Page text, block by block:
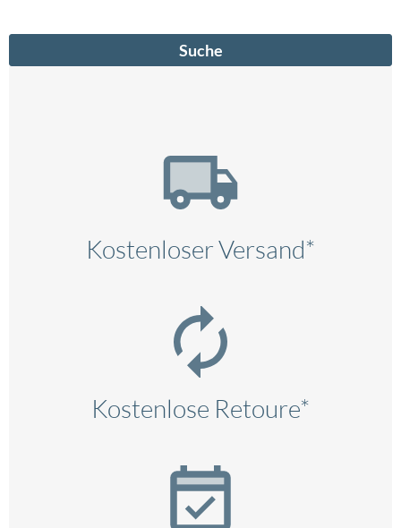
Suche
Kostenloser Versand*
Kostenlose Retoure*